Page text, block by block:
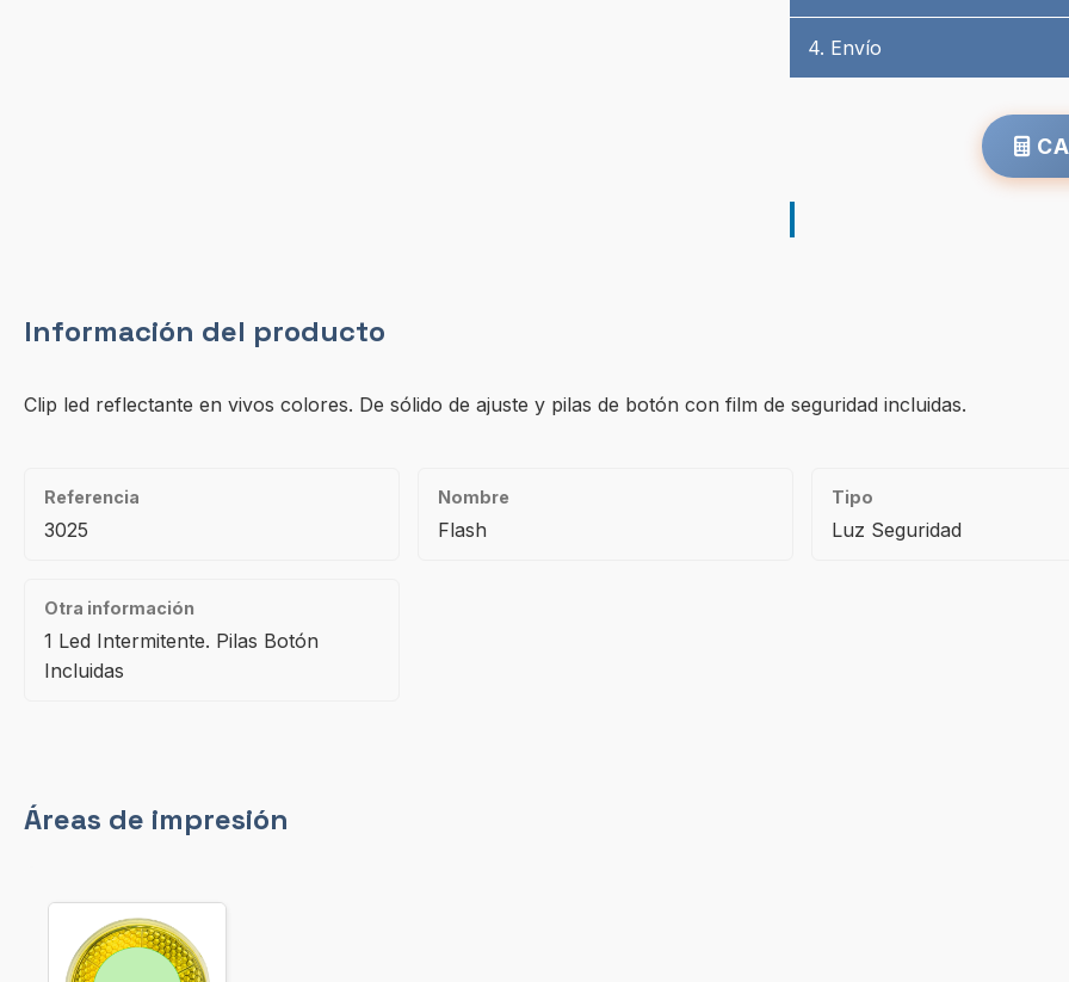
4. Envío
Información del producto
Clip led reflectante en vivos colores. De sólido de ajuste y pilas de botón con film de seguridad incluidas.
Referencia
3025
Nombre
Flash
Tipo
Luz Seguridad
Otra información
1 Led Intermitente. Pilas Botón
Incluidas
Áreas de impresión